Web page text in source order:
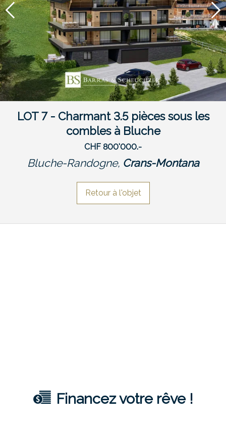
LOT 7 - Charmant 3.5 pièces sous les
combles à Bluche
CHF 800'000.-
Bluche-Randogne, Crans-Montana
Retour à l'objet
Financez votre rêve !